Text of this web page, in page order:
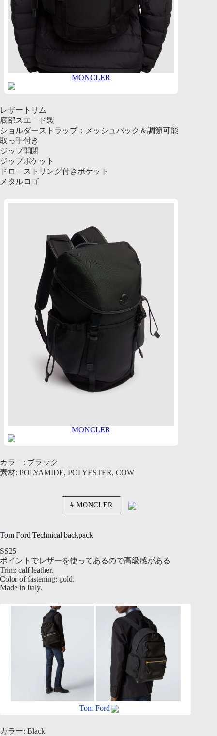
MONCLER
レザートリム
底部スエード製
ショルダーストラップ：メッシュバック＆調節可能
取っ手付き
ジップ開閉
ジップポケット
ドローストリング付きポケット
メタルロゴ
MONCLER
カラー: ブラック
素材: POLYAMIDE, POLYESTER, COW
MONCLER
Tom Ford Technical backpack
SS25
ポイントでレザーを使ってあるので高級感がある
Trim: calf leather.
Color of fastening: gold.
Made in Italy.
Tom Ford
カラー: Black